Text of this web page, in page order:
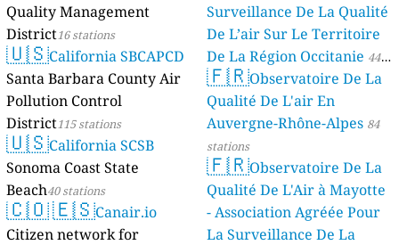
Quality Management
District16 stations
🇺🇸California SBCAPCD
Santa Barbara County Air
Pollution Control
District115 stations
🇺🇸California SCSB
Sonoma Coast State
Beach40 stations
🇨🇴🇪🇸Canair.io
Citizen network for
Surveillance De La Qualité
De L’air Sur Le Territoire
De La Région Occitanie 44
stations
🇫🇷Observatoire De La
Qualité De L'air En
Auvergne-Rhône-Alpes 84
stations
🇫🇷Observatoire De La
Qualité De L'Air à Mayotte
- Association Agréée Pour
La Surveillance De La